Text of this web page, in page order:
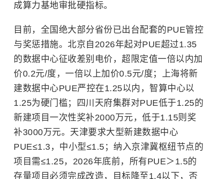
成算力基地审批硬指标。
目前，全国绝大部分省份已出台配套的PUE管控
与奖惩措施。北京自2026年起对PUE超过1.35
的数据中心征收差别电价，超限定值一倍以内加
价0.2元/度，一倍以上加价0.5元/度；上海将新
建数据中心PUE严控在1.25以内，智算中心以
1.25为硬门槛；四川天府集群对PUE低于1.25的
新建项目一次性奖补2000万元，低于1.15则奖
补3000万元。天津要求大型新建数据中心
PUE≤1.3，中小型≤1.5；纳入京津冀枢纽节点的
项目需≤1.25，2026年底前，所有PUE＞1.5的
存量项目必须完成改造，目标降至1.4以下，否